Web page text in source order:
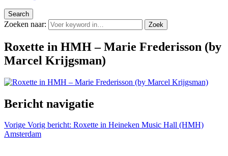
Search
Zoeken naar: Zoek
Roxette in HMH – Marie Frederisson (by
Marcel Krijgsman)
Bericht navigatie
Vorige Vorig bericht: Roxette in Heineken Music Hall (HMH)
Amsterdam